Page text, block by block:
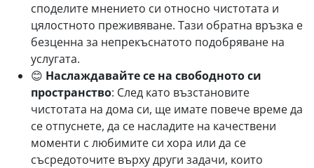
споделите мнението си относно чистотата и
цялостното преживяване. Тази обратна връзка е
безценна за непрекъснатото подобряване на
услугата.
😊 Наслаждавайте се на свободното си
пространство: След като възстановите
чистотата на дома си, ще имате повече време да
се отпуснете, да се насладите на качествени
моменти с любимите си хора или да се
съсредоточите върху други задачи, които